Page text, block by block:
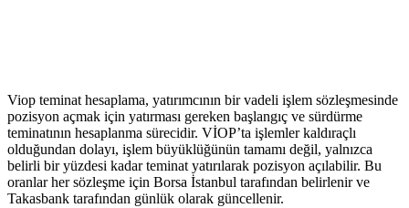
Viop teminat hesaplama, yatırımcının bir vadeli işlem sözleşmesinde
pozisyon açmak için yatırması gereken başlangıç ve sürdürme
teminatının hesaplanma sürecidir. VİOP’ta işlemler kaldıraçlı
olduğundan dolayı, işlem büyüklüğünün tamamı değil, yalnızca
belirli bir yüzdesi kadar teminat yatırılarak pozisyon açılabilir. Bu
oranlar her sözleşme için Borsa İstanbul tarafından belirlenir ve
Takasbank tarafından günlük olarak güncellenir.